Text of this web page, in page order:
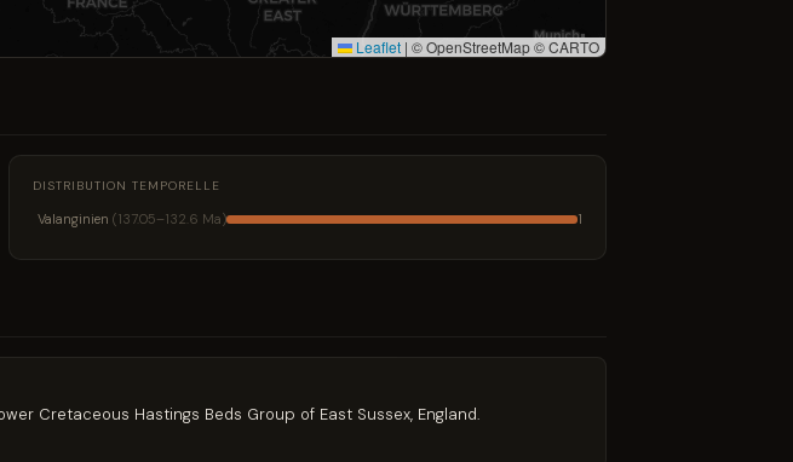
Leaflet | © OpenStreetMap © CARTO
DISTRIBUTION TEMPORELLE
Valanginien (137.05–132.6 Ma) 1
Cretaceous Hastings Beds Group of East Sussex, England.